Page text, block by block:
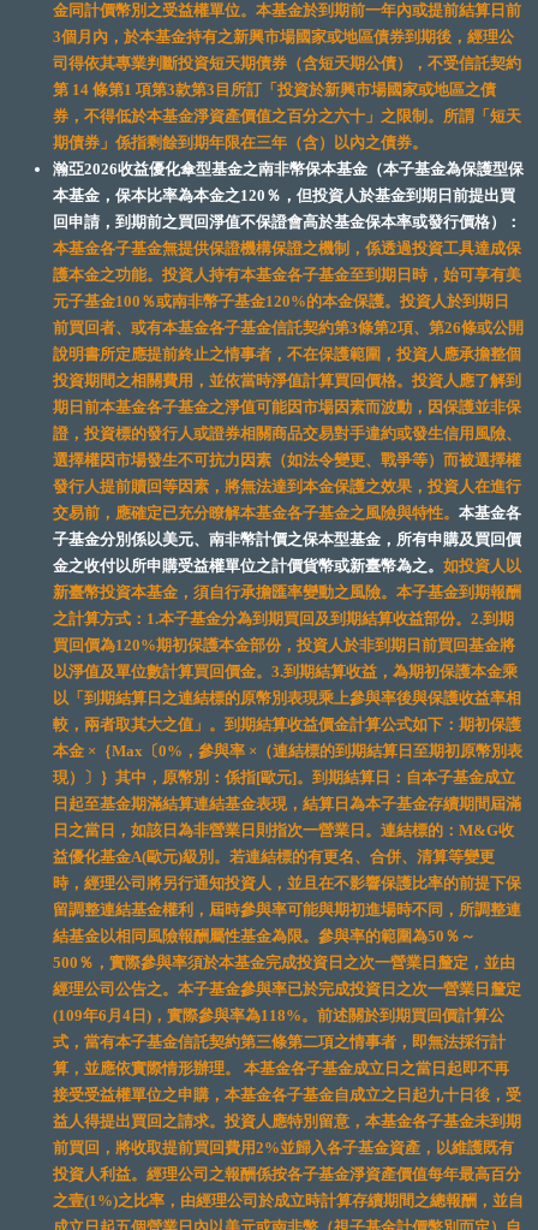
金同計價幣別之受益權單位。本基金於到期前一年內或提前結算日前
3個月內，於本基金持有之新興市場國家或地區債券到期後，經理公
司得依其專業判斷投資短天期債券（含短天期公債），不受信託契約
第 14 條第1 項第3款第3目所訂「投資於新興市場國家或地區之債
券，不得低於本基金淨資產價值之百分之六十」之限制。所謂「短天
期債券」係指剩餘到期年限在三年（含）以內之債券。
瀚亞2026收益優化傘型基金之南非幣保本基金（本子基金為保護型保
本基金，保本比率為本金之120％，但投資人於基金到期日前提出買
回申請，到期前之買回淨值不保證會高於基金保本率或發行價格）：
本基金各子基金無提供保證機構保證之機制，係透過投資工具達成保
護本金之功能。投資人持有本基金各子基金至到期日時，始可享有美
元子基金100％或南非幣子基金120%的本金保護。投資人於到期日
前買回者、或有本基金各子基金信託契約第3條第2項、第26條或公開
說明書所定應提前終止之情事者，不在保護範圍，投資人應承擔整個
投資期間之相關費用，並依當時淨值計算買回價格。投資人應了解到
期日前本基金各子基金之淨值可能因市場因素而波動，因保護並非保
證，投資標的發行人或證券相關商品交易對手違約或發生信用風險、
選擇權因市場發生不可抗力因素（如法令變更、戰爭等）而被選擇權
發行人提前贖回等因素，將無法達到本金保護之效果，投資人在進行
交易前，應確定已充分瞭解本基金各子基金之風險與特性。 本基金各
子基金分別係以美元、南非幣計價之保本型基金，所有申購及買回價
金之收付以所申購受益權單位之計價貨幣或新臺幣為之。 如投資人以
新臺幣投資本基金，須自行承擔匯率變動之風險。本子基金到期報酬
之計算方式：1.本子基金分為到期買回及到期結算收益部份。2.到期
買回價為120%期初保護本金部份，投資人於非到期日前買回基金將
以淨值及單位數計算買回價金。3.到期結算收益，為期初保護本金乘
以「到期結算日之連結標的原幣別表現乘上參與率後與保護收益率相
較，兩者取其大之值」。到期結算收益價金計算公式如下：期初保護
本金 ×｛Max〔0%，參與率 ×（連結標的到期結算日至期初原幣別表
現）〕｝其中，原幣別：係指[歐元]。到期結算日：自本子基金成立
日起至基金期滿結算連結基金表現，結算日為本子基金存續期間屆滿
日之當日，如該日為非營業日則指次一營業日。連結標的：M&G收
益優化基金A(歐元)級別。若連結標的有更名、合併、清算等變更
時，經理公司將另行通知投資人，並且在不影響保護比率的前提下保
留調整連結基金權利，屆時參與率可能與期初進場時不同，所調整連
結基金以相同風險報酬屬性基金為限。參與率的範圍為50％～
500％，實際參與率須於本基金完成投資日之次一營業日釐定，並由
經理公司公告之。本子基金參與率已於完成投資日之次一營業日釐定
(109年6月4日)，實際參與率為118%。前述關於到期買回價計算公
式，當有本子基金信託契約第三條第二項之情事者，即無法採行計
算，並應依實際情形辦理。 本基金各子基金成立日之當日起即不再
接受受益權單位之申購，本基金各子基金自成立之日起九十日後，受
益人得提出買回之請求。投資人應特別留意，本基金各子基金未到期
前買回，將收取提前買回費用2%並歸入各子基金資產，以維護既有
投資人利益。經理公司之報酬係按各子基金淨資產價值每年最高百分
之壹(1%)之比率，由經理公司於成立時計算存續期間之總報酬，並自